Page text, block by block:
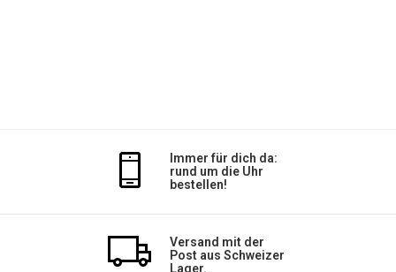
Immer für dich da:
rund um die Uhr
bestellen!
Versand mit der
Post aus Schweizer
Lager.